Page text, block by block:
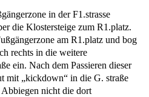
in der F1.strasse
die Klostersteige zum R1.platz.
am R1.platz und bog
rechts in die weitere
ein. Nach dem Passieren dieser
mit „kickdown“ in die G. straße
nicht die dort